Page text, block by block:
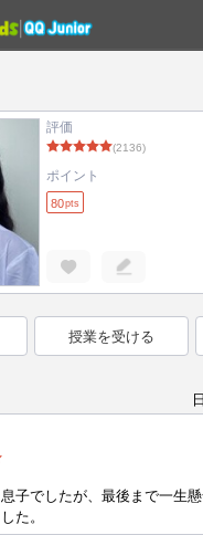
評価
(2136)
ポイント
80pts
授業を受ける
子でしたが、最後まで一生懸
た。